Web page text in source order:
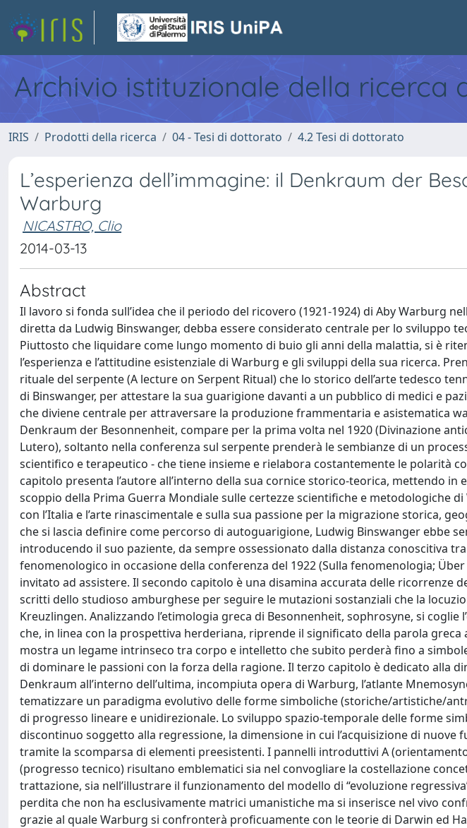
Archivio istituzionale della ricerca
IRIS Prodotti della ricerca 04 - Tesi di dottorato 4.2 Tesi di dottorato
L’esperienza dell’immagine: il Denkraum der
Warburg
NICASTRO, Clio
2014-03-13
Abstract
Il lavoro si fonda sull’idea che il periodo del ricovero (1921-1924) di Aby Warburg
diretta da Ludwig Binswanger, debba essere considerato centrale per lo sviluppo
Piuttosto che liquidare come lungo momento di buio gli anni della malattia, si è
l’esperienza e l’attitudine esistenziale di Warburg e gli sviluppi della sua ricerca.
rituale del serpente (A lecture on Serpent Ritual) che lo storico dell’arte tedesco
di Binswanger, per attestare la sua guarigione davanti a un pubblico di medici e
che diviene centrale per attraversare la produzione frammentaria e asistematica
Denkraum der Besonnenheit, compare per la prima volta nel 1920 (Divinazione
Lutero), soltanto nella conferenza sul serpente prenderà le sembianze di un
scientifico e terapeutico - che tiene insieme e rielabora costantemente le polarità
capitolo presenta l’autore all’interno della sua cornice storico-teorica, mettendo in
scoppio della Prima Guerra Mondiale sulle certezze scientifiche e metodologiche
con l’Italia e l’arte rinascimentale e sulla sua passione per la migrazione storica,
che si lascia definire come percorso di autoguarigione, Ludwig Binswanger ebbe
introducendo il suo paziente, da sempre ossessionato dalla distanza conoscitiva
fenomenologico in occasione della conferenza del 1922 (Sulla fenomenologia;
invitato ad assistere. Il secondo capitolo è una disamina accurata delle ricorrenze
scritti dello studioso amburghese per seguire le mutazioni sostanziali che la
Kreuzlingen. Analizzando l’etimologia greca di Besonnenheit, sophrosyne, si coglie
che, in linea con la prospettiva herderiana, riprende il significato della parola
mostra un legame intrinseco tra corpo e intelletto che subito perderà fino a
di dominare le passioni con la forza della ragione. Il terzo capitolo è dedicato alla
Denkraum all’interno dell’ultima, incompiuta opera di Warburg, l’atlante
tematizzare un paradigma evolutivo delle forme simboliche (storiche/artistiche/
di progresso lineare e unidirezionale. Lo sviluppo spazio-temporale delle forme
discontinuo soggetto alla regressione, la dimensione in cui l’acquisizione di nuove
tramite la scomparsa di elementi preesistenti. I pannelli introduttivi A
(progresso tecnico) risultano emblematici sia nel convogliare la costellazione
trattazione, sia nell’illustrare il funzionamento del modello di “evoluzione
perdita che non ha esclusivamente matrici umanistiche ma si inserisce nel vivo
grazie al quale Warburg si confronterà proficuamente con le teorie di Darwin ed